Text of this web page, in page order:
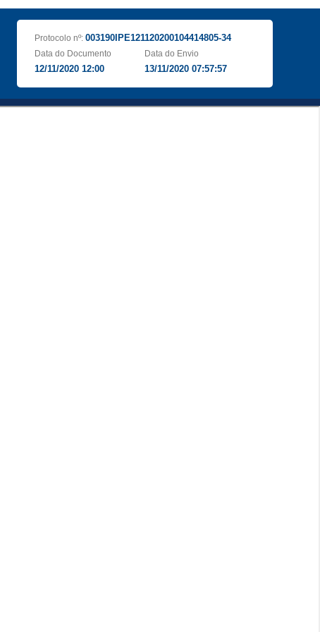
Protocolo nº: 003190IPE121120200104414805-34
Data do Documento
12/11/2020 12:00
Data do Envio
13/11/2020 07:57:57